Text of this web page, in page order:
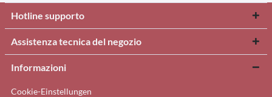
Hotline supporto
Assistenza tecnica del negozio
Informazioni
Cookie-Einstellungen